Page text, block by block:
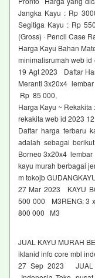
Jangka Kayu : Rp
Segitiga Kayu : Rp
(Gross) · Pencil Case
Harga Kayu Bahan
minimalisrumah web id
19 Agt 2023 Daftar
Meranti 3x20x4
Rp 85 000,
Harga Kayu ~
rekakita web id 2023
Daftar harga terbaru
adalah sebagai
Borneo 3x20x4 lembar
kayu murah berbagai
m tokojb
27 Mar 2023 KAYU
500 000 M3RENG: 3
800 000 M3
JUAL KAYU MURAH
iklanid info core mbl
27 Sep 2023 JUAL